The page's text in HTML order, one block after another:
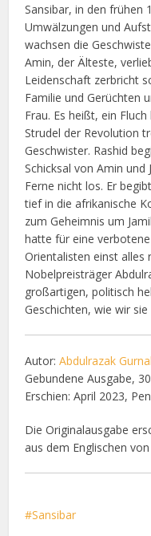
Sansibar, in den frühen
Umwälzungen und
wachsen die
Amin, der Älteste,
Leidenschaft zerbricht
Familie und Gerüchten
Frau. Es heißt, ein
Strudel der Revolution
Geschwister. Rashid
Schicksal von Amin
Ferne nicht los. Er
tief in die afrikanische
zum Geheimnis um
hatte für eine
Orientalisten einst alles
Nobelpreisträger
großartigen, politisch
Geschichten, wie wir
Autor:Abdulrazak
Gebundene Ausgabe,
Erschien: April 2023,
Die Originalausgabe
aus dem Englischen
Sansibar